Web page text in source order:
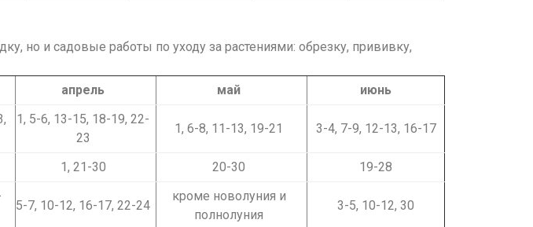
но и садовые работы по уходу за растениями: обрезку, прививку,
апрель май
июнь
1, 5-6, 13-15, 18-19, 22-
23
1, 6-8, 11-13, 19-21 3-4, 7-9, 12-13, 16-17
1, 21-30 20-30 19-28
5-7, 10-12, 16-17, 22-24
кроме новолуния и
полнолуния
3-5, 10-12, 30